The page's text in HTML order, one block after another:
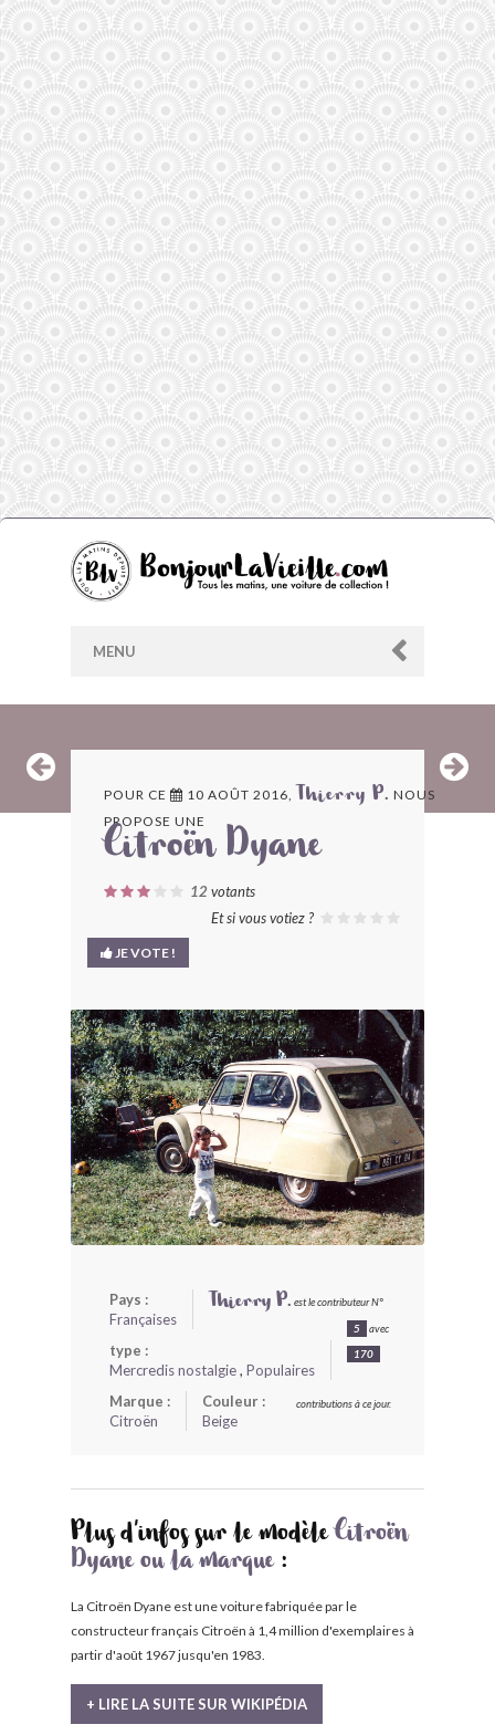
MENU
ARCHIVES
LES CONTRIBUTEURS
LE BLOG
BONJOURLAVIEILLE ?
MODÈLES ET MARQUES
COMMENT FONCTIONNE BLV ?
POUR CE 10 AOÛT 2016, Thierry P. NOUS
PROPOSE UNE
Citroën Dyane
12votants
Et si vous votiez ?
JE VOTE !
Pays :
Françaises
type :
Mercredis nostalgie, Populaires
Marque :
Citroën
Couleur :
Beige
Thierry P. est le contributeur N°
5 avec
170
contributions à ce jour.
Plus d'infos sur le modèleCitroën
Dyane ou la marque:
La Citroën Dyane est une voiture fabriquée par le
constructeur français Citroën à 1,4 million d'exemplaires à
partir d'août 1967 jusqu'en 1983.
+ LIRE LA SUITE SUR WIKIPÉDIA